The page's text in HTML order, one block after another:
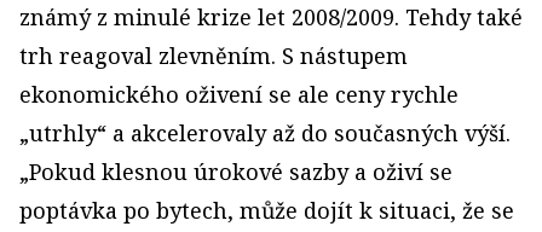
známý z minulé krize let 2008/2009. Tehdy také
trh reagoval zlevněním. S nástupem
ekonomického oživení se ale ceny rychle
„utrhly“ a akcelerovaly až do současných výší.
„Pokud klesnou úrokové sazby a oživí se
poptávka po bytech, může dojít k situaci, že se